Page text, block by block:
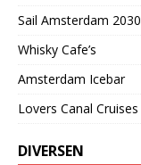
Sail Amsterdam 2030
Whisky Cafe’s
Amsterdam Icebar
Lovers Canal Cruises
DIVERSEN